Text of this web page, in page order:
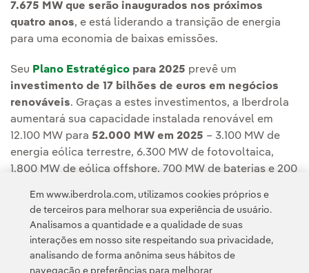
7.675 MW que serão inaugurados nos próximos
quatro anos, e está liderando a transição de energia
para uma economia de baixas emissões.
Seu Plano Estratégico para 2025 prevê um
investimento de 17 bilhões de euros em negócios
renováveis. Graças a estes investimentos, a Iberdrola
aumentará sua capacidade instalada renovável em
12.100 MW para 52.000 MW em 2025 – 3.100 MW de
energia eólica terrestre, 6.300 MW de fotovoltaica,
1.800 MW de eólica offshore, 700 MW de baterias e 200
Em www.iberdrola.com, utilizamos cookies próprios e
de terceiros para melhorar sua experiência de usuário.
Analisamos a quantidade e a qualidade de suas
interações em nosso site respeitando sua privacidade,
analisando de forma anônima seus hábitos de
navegação e preferências para melhorar